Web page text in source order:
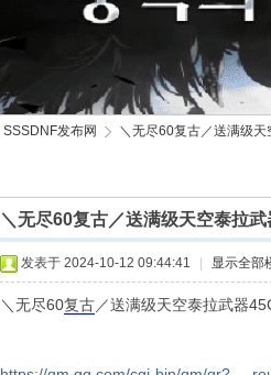
SSSDNF发布网
›
＼无尽60复古／送满级
＼无尽60复古／送满级天空泰拉
发表于 2024-10-12 09:44:41 显示全部
＼无尽60复古／送满级天空泰拉武器